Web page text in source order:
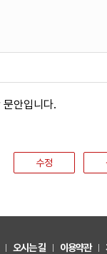
안입니다.
수정
오시는 길 이용약관